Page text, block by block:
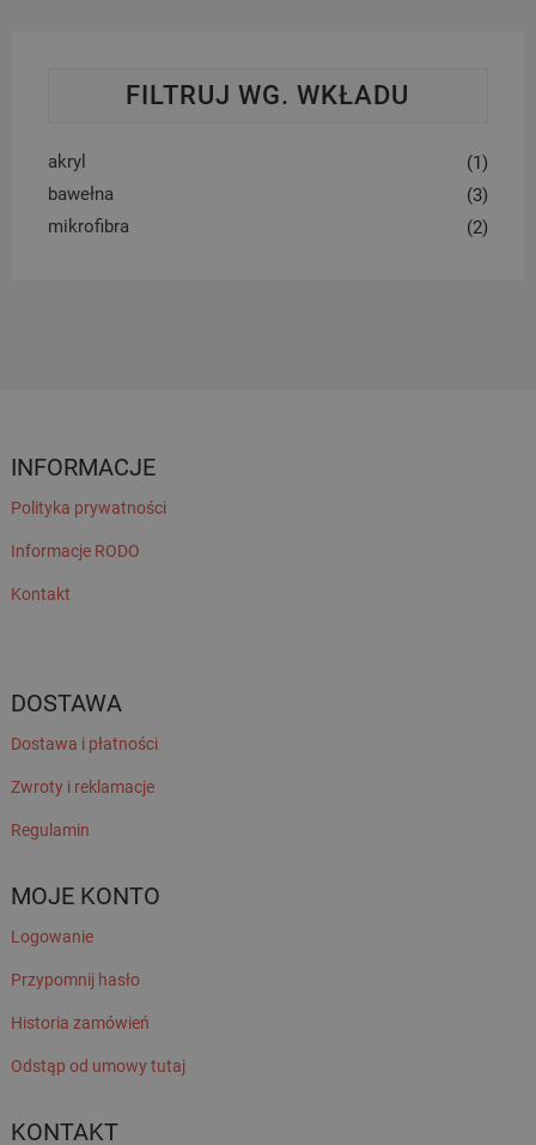
FILTRUJ WG. WKŁADU
akryl
(1)
bawełna
(3)
mikrofibra
(2)
INFORMACJE
Polityka prywatności
Informacje RODO
Kontakt
DOSTAWA
Dostawa i płatności
Zwroty i reklamacje
Regulamin
MOJE KONTO
Logowanie
Przypomnij hasło
Historia zamówień
Odstąp od umowy tutaj
KONTAKT